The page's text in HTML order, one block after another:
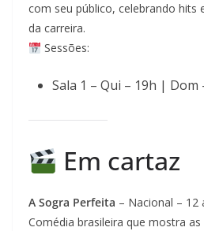
com seu público, celebrando hits
da carreira.
Sessões:
Sala 1 – Qui – 19h | Dom
Em cartaz
A Sogra Perfeita – Nacional – 12
Comédia brasileira que mostra